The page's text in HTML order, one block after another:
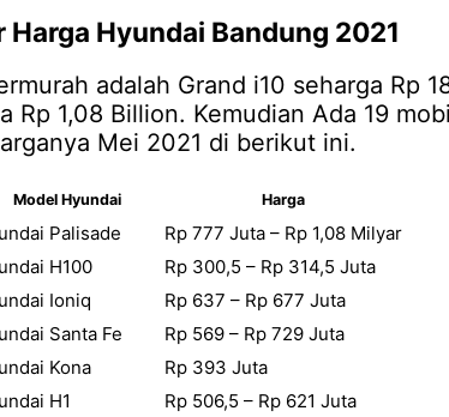
Harga Hyundai Bandung 2021
adalah Grand i10 seharga Rp
Rp 1,08 Billion. Kemudian Ada 19
Mei 2021 di berikut ini.
Model Hyundai Harga
Palisade
Rp 777 Juta – Rp 1,08 Milyar
H100
Rp 300,5 – Rp 314,5 Juta
Ioniq
Rp 637 – Rp 677 Juta
Santa Fe
Rp 569 – Rp 729 Juta
Kona
Rp 393 Juta
H1
Rp 506,5 – Rp 621 Juta